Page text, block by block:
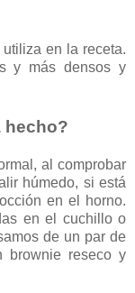
en la receta.
y más densos y
hecho?
al comprobar
húmedo, si está
en el horno.
en el cuchillo o
de un par de
brownie reseco y